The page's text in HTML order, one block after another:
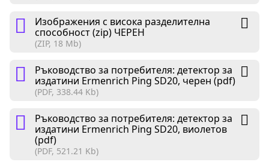
Изображения с висока разделителна
способност (zip) ЧЕРЕН
(ZIP, 18 Mb)
Ръководство за потребителя: детектор за
издатини Ermenrich Ping SD20, черен (pdf)
(PDF, 338.44 Kb)
Ръководство за потребителя: детектор за
издатини Ermenrich Ping SD20, виолетов
(pdf)
(PDF, 521.21 Kb)